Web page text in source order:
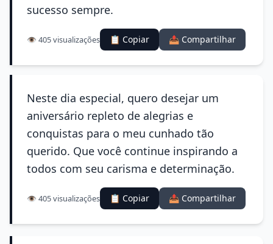
sucesso sempre.
👁️ 405 visualizações 📋 Copiar 📤 Compartilhar
Neste dia especial, quero desejar um
aniversário repleto de alegrias e
conquistas para o meu cunhado tão
querido. Que você continue inspirando a
todos com seu carisma e determinação.
👁️ 405 visualizações 📋 Copiar 📤 Compartilhar